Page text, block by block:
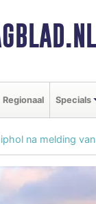
Regionaal Specials
na melding